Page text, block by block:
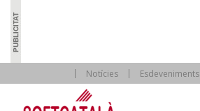
Notícies Esdeveniments